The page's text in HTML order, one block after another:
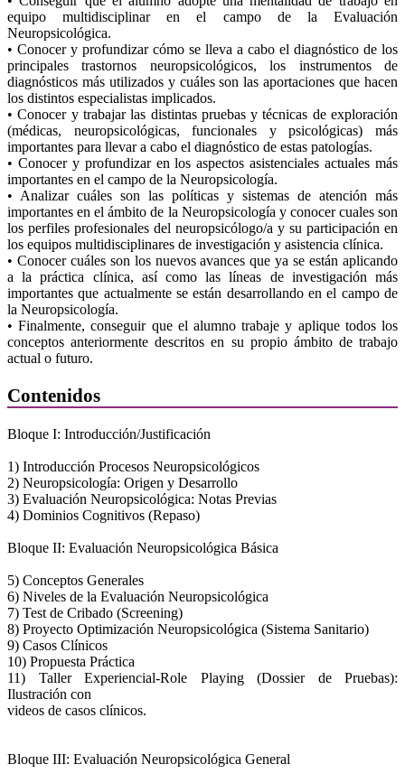
equipo multidisciplinar en el campo de la Evaluación
Neuropsicológica.
• Conocer y profundizar cómo se lleva a cabo el diagnóstico de los
principales trastornos neuropsicológicos, los instrumentos de
diagnósticos más utilizados y cuáles son las aportaciones que hacen
los distintos especialistas implicados.
• Conocer y trabajar las distintas pruebas y técnicas de exploración
(médicas, neuropsicológicas, funcionales y psicológicas) más
importantes para llevar a cabo el diagnóstico de estas patologías.
• Conocer y profundizar en los aspectos asistenciales actuales más
importantes en el campo de la Neuropsicología.
• Analizar cuáles son las políticas y sistemas de atención más
importantes en el ámbito de la Neuropsicología y conocer cuales son
los perfiles profesionales del neuropsicólogo/a y su participación en
los equipos multidisciplinares de investigación y asistencia clínica.
• Conocer cuáles son los nuevos avances que ya se están aplicando
a la práctica clínica, así como las líneas de investigación más
importantes que actualmente se están desarrollando en el campo de
la Neuropsicología.
• Finalmente, conseguir que el alumno trabaje y aplique todos los
conceptos anteriormente descritos en su propio ámbito de trabajo
actual o futuro.
Contenidos
Bloque I: Introducción/Justificación
1) Introducción Procesos Neuropsicológicos
2) Neuropsicología: Origen y Desarrollo
3) Evaluación Neuropsicológica: Notas Previas
4) Dominios Cognitivos (Repaso)
Bloque II: Evaluación Neuropsicológica Básica
5) Conceptos Generales
6) Niveles de la Evaluación Neuropsicológica
7) Test de Cribado (Screening)
8) Proyecto Optimización Neuropsicológica (Sistema Sanitario)
9) Casos Clínicos
10) Propuesta Práctica
11) Taller Experiencial-Role Playing (Dossier de Pruebas):
Ilustración con
videos de casos clínicos.
Bloque III: Evaluación Neuropsicológica General